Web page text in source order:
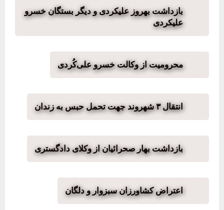
بازداشت بهروز علیکردی و دیگر بستگان خسرو
علیکردی
محرومیت از وکالت خسرو علی‌کُردی
انتقال ۳ شهروند جهت تحمل حبس به زندان
بازداشت بهار صحرائیان از وکلای دادگستری
اعتراض کشاورزان سبزوار و دلگان